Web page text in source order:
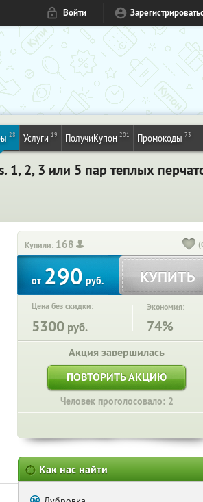
Войти
28 Услуги 19 ПолучиКупон 201 Промокоды 73
1, 2, 3 или 5 пар теплых
Купили: 168
от290руб. КУПИТЬ
Цена без скидки:
5300 руб.
Экономия:
74%
Акция завершилась
ПОВТОРИТЬ АКЦИЮ
Человек проголосовало: 2
Как нас найти